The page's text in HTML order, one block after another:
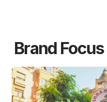
Brand Focus